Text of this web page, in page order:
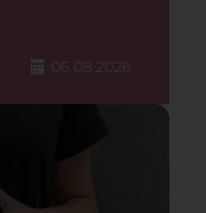
06.08.2026